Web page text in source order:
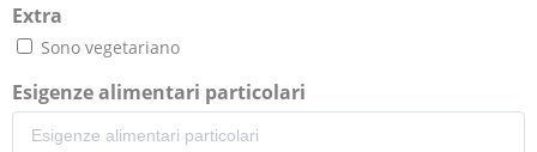
Extra
Sono vegetariano
Esigenze alimentari particolari